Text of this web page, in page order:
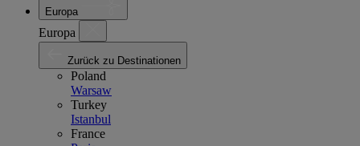
Europa
Europa
Zurück zu Destinationen
Poland
Warsaw
Turkey
Istanbul
France